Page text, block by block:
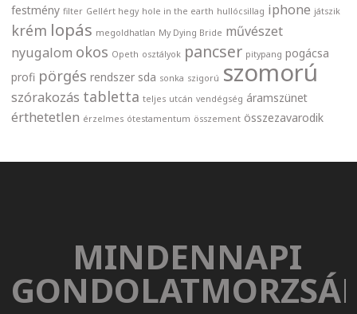
festmény filter Gellért hegy hole in the earth hullócsillag iphone játszik
krém lopás megoldhatlan My Dying Bride művészet
nyugalom okos Opeth osztályok pancser pitypang pogácsa
profi pörgés rendszer sda sonka szigorú szomorú
szórakozás tabletta teljes utcán vendégség áramszünet
érthetetlen érzelmes ótestamentum összement összezavarodik
MINDENNAPI